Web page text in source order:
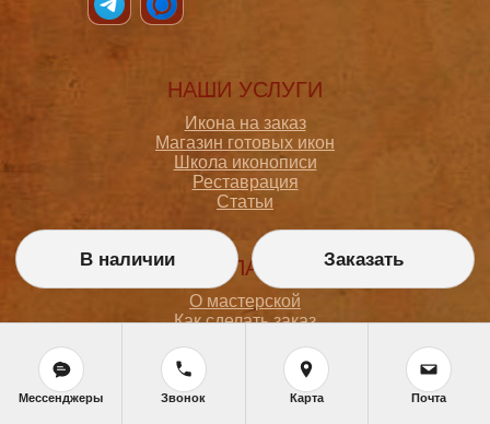
НАШИ УСЛУГИ
Икона на заказ
Магазин готовых икон
Школа иконописи
Реставрация
Статьи
ПОКУПАТЕЛЮ
О мастерской
Как сделать заказ
Политика конфиденциальности
Согласие на обработку персональных данных
Политика обработки персональных данных
В наличии Заказать
Мессенджеры Звонок Карта Почта